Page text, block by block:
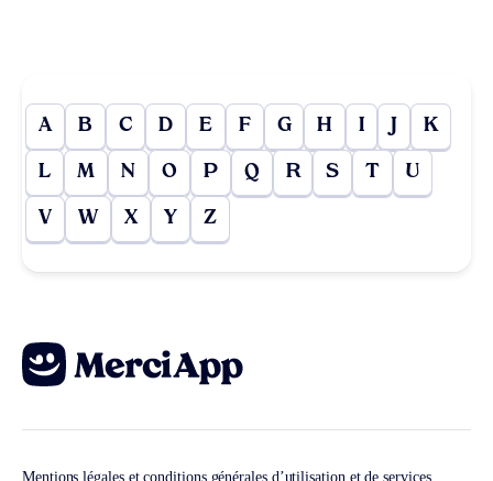
A B C D E F G H I J K
L M N O P Q R S T U
V W X Y Z
Mentions légales et conditions générales d’utilisation et de services